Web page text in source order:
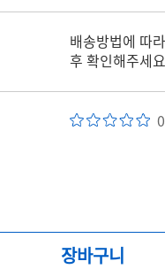
배송방법에 따
후 확인해주세요
장바구니